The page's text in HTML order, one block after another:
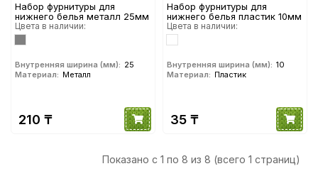
Набор фурнитуры для
нижнего белья металл 25мм
Цвета в наличии:
Внутренняя ширина (мм): 25
Материал: Металл
210 ₸
Набор фурнитуры для
нижнего белья пластик 10мм
Цвета в наличии:
Внутренняя ширина (мм): 10
Материал: Пластик
35 ₸
Показано с 1 по 8 из 8 (всего 1 страниц)